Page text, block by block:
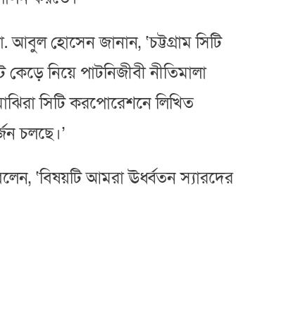
হোসেন জানান, ‘চট্টগ্রাম সিটি
নিয়ে পাটনিজীবী নীতিমালা
সিটি করপোরেশনে লিখিত
চলছে।’
‘বিষয়টি আমরা ঊর্ধ্বতন স্যারদের